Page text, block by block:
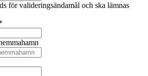
för valideringsändamål och ska lämnas